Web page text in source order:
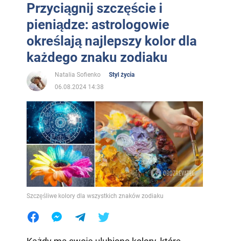
Przyciągnij szczęście i
pieniądze: astrologowie
określają najlepszy kolor dla
każdego znaku zodiaku
Natalia Sofienko
Styl życia
06.08.2024 14:38
Szczęśliwe kolory dla wszystkich znaków zodiaku